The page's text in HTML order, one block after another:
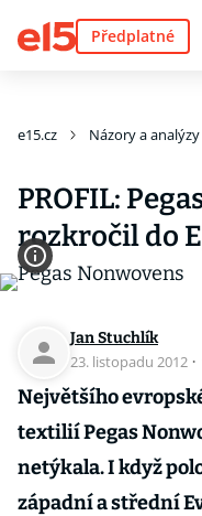
Předplatné
e15.cz Názory a analýzy
PROFIL:
rozkročil do
Jan Stuchlík
23. listopadu 2012 ·
Největšího
textilií Pegas
netýkala. I když
západní a střední